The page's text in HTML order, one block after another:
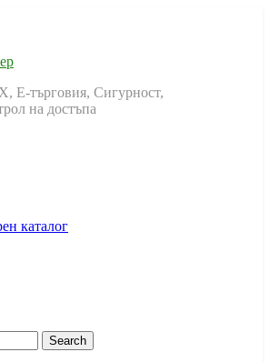
Е-търговия, Сигурност,
на достъпа
каталог